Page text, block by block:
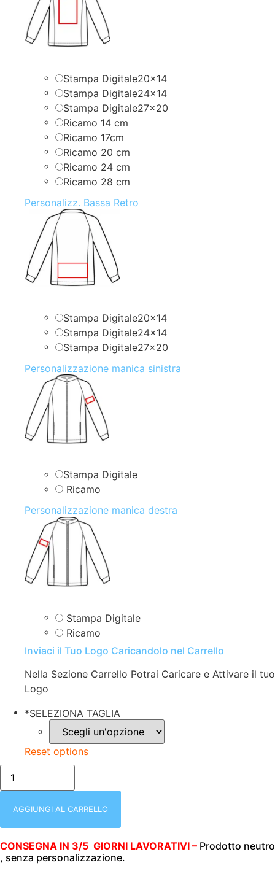
Stampa Digitale20x14
Stampa Digitale24x14
Stampa Digitale27x20
Ricamo 14 cm
Ricamo 17cm
Ricamo 20 cm
Ricamo 24 cm
Ricamo 28 cm
Personalizz. Bassa Retro
Stampa Digitale20x14
Stampa Digitale24x14
Stampa Digitale27x20
Personalizzazione manica sinistra
Stampa Digitale
Ricamo
Personalizzazione manica destra
Stampa Digitale
Ricamo
Inviaci il Tuo Logo Caricandolo nel Carrello
Nella Sezione Carrello Potrai Caricare e Attivare il tuo
Logo
*SELEZIONA TAGLIA
Reset options
CAMICIA
DONNA
|
LUNGA
105
|
JAMES
AGGIUNGI AL CARRELLO
CONSEGNA IN 3/5 GIORNI LAVORATIVI – Prodotto neutro
, senza personalizzazione.